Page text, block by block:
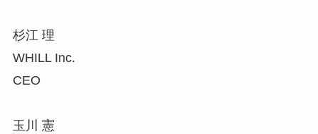
杉江 理
WHILL Inc.
CEO
玉川 憲